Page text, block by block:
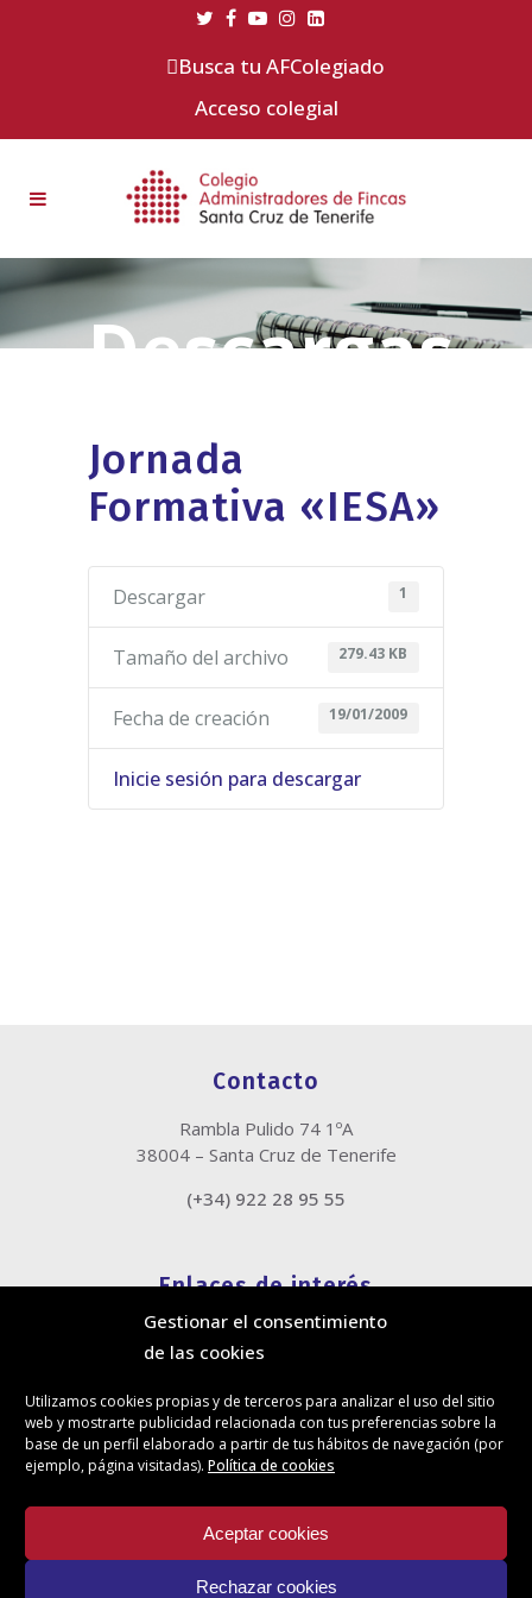
Gestionar el consentimiento
de las cookies
Utilizamos cookies propias y de terceros para analizar el uso del sitio
web y mostrarte publicidad relacionada con tus preferencias sobre la
base de un perfil elaborado a partir de tus hábitos de navegación (por
ejemplo, página visitadas). Política de cookies
Aceptar cookies
Rechazar cookies
Busca tu AFColegiado
Acceso colegial
Jornada
Formativa «IESA»
Descargar 1
Tamaño del archivo 279.43 KB
Fecha de creación 19/01/2009
Inicie sesión para descargar
Contacto
Rambla Pulido 74 1ºA
38004 – Santa Cruz de Tenerife
(+34) 922 28 95 55
Enlaces de interés
Política de cookies
Política de privacidad
Canal de denuncias
Protección de privacidad en redes sociales
Síguenos